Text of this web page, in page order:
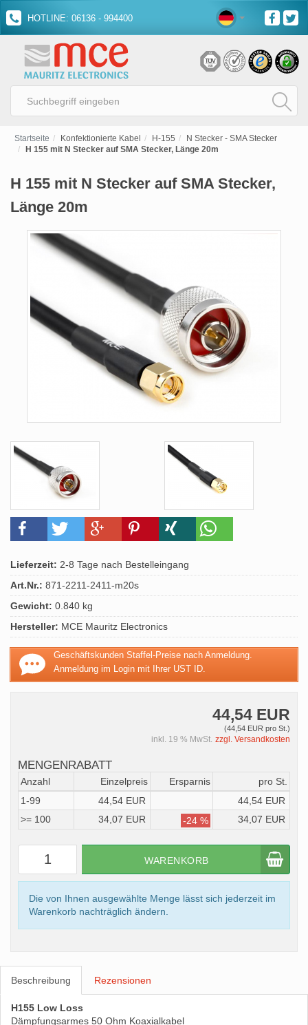
HOTLINE: 06136 - 994400
Startseite Konfektionierte Kabel H-155
N Stecker - SMA Stecker
H 155 mit N Stecker auf SMA Stecker, Länge 20m
H 155 mit N Stecker auf SMA Stecker,
Länge 20m
Lieferzeit: 2-8 Tage nach Bestelleingang
Art.Nr.: 871-2211-2411-m20s
Gewicht: 0.840 kg
Hersteller: MCE Mauritz Electronics
Geschäftskunden Staffel-Preise nach Anmeldung.
Anmeldung im Login mit Ihrer UST ID.
44,54 EUR
(44,54 EUR pro St.)
inkl. 19 % MwSt. zzgl. Versandkosten
MENGENRABATT
Anzahl Einzelpreis Ersparnis
pro St.
1-99
44,54 EUR
44,54 EUR
>= 100
34,07 EUR -24 % 34,07 EUR
WARENKORB
Die von Ihnen ausgewählte Menge lässt sich jederzeit im
Warenkorb nachträglich ändern.
Beschreibung Rezensionen
H155 Low Loss
Dämpfungsarmes 50 Ohm Koaxialkabel